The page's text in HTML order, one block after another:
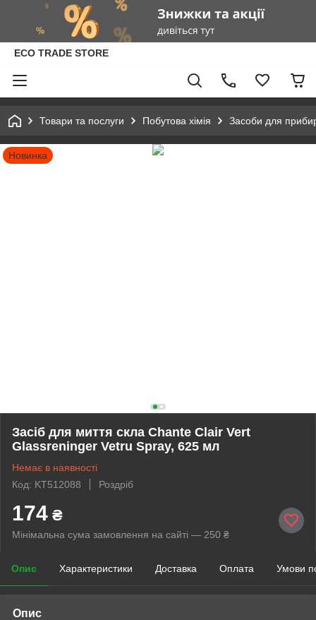
ECO TRADE STORE
Товари та послуги Побутова хімія Засоби для
Новинка
Засіб для миття скла Chante Clair Vert
Glassreninger Vetru Spray, 625 мл
Немає в наявності
Код: KT512088
Роздріб
174 ₴
Мінімальна сума замовлення на сайті — 250 ₴
Опис Характеристики Доставка Оплата Умови
Опис